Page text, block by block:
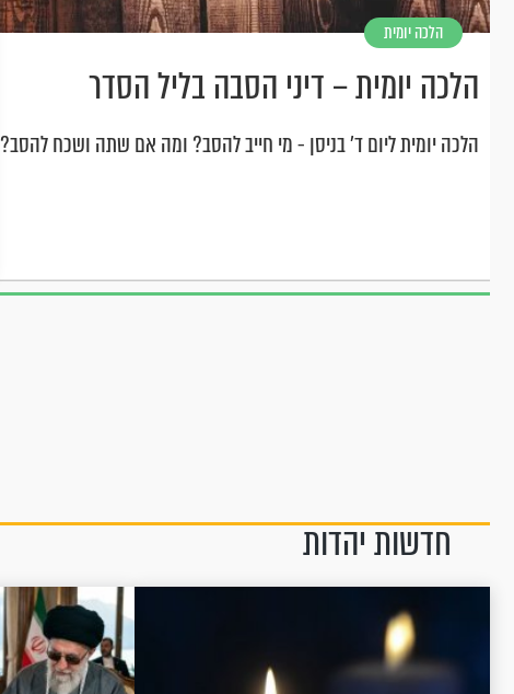
הלכה יומית
הלכה יומית – דיני הסבה בליל הסדר
הלכה יומית ליום ד' בניסן - מי חייב להסב? ומה אם שתה ושכח להסב?
חדשות יהדות